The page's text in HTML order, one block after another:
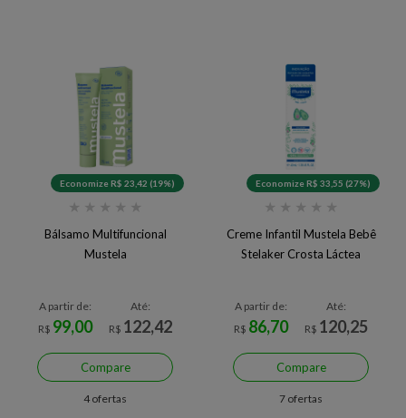
Economize R$ 23,42 (19%)
★ ★ ★ ★ ★
Bálsamo Multifuncional
Mustela
A partir de:
R$ 99,00
Até:
R$ 122,42
Compare
4 ofertas
Economize R$ 33,55 (27%)
★ ★ ★ ★ ★
Creme Infantil Mustela Bebê
Stelaker Crosta Láctea
A partir de:
R$ 86,70
Até:
R$ 120,25
Compare
7 ofertas